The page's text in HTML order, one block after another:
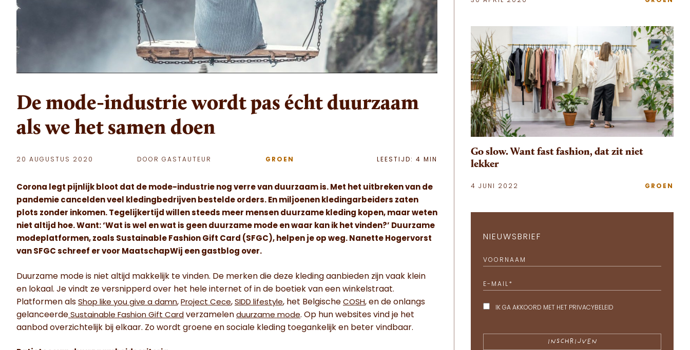
De mode-industrie wordt pas écht duurzaam
als we het samen doen
20 AUGUSTUS 2020 DOOR GASTAUTEUR GROEN LEESTIJD: 4 MIN
Corona legt pijnlijk bloot dat de mode-industrie nog verre van duurzaam is. Met het uitbreken van de
pandemie cancelden veel kledingbedrijven bestelde orders. En miljoenen kledingarbeiders zaten
plots zonder inkomen. Tegelijkertijd willen steeds meer mensen duurzame kleding kopen, maar weten
niet altijd hoe. Want: ‘Wat is wel en wat is geen duurzame mode en waar kan ik het vinden?’ Duurzame
modeplatformen, zoals Sustainable Fashion Gift Card (SFGC), helpen je op weg. Nanette Hogervorst
van SFGC schreef er voor MaatschapWij een gastblog over.
Duurzame mode is niet altijd makkelijk te vinden. De merken die deze kleding aanbieden zijn vaak klein
en lokaal. Je vindt ze versnipperd over het hele internet of in de boetiek van een winkelstraat.
Platformen als Shop like you give a damn, Project Cece, SIDD lifestyle, het Belgische COSH, en de onlangs
gelanceerde Sustainable Fashion Gift Card verzamelen duurzame mode. Op hun websites vind je het
aanbod overzichtelijk bij elkaar. Zo wordt groene en sociale kleding toegankelijk en beter vindbaar.
Go slow. Want fast fashion, dat zit niet
lekker
4 JUNI 2022 GROEN
NIEUWSBRIEF
VOORNAAM
E-MAIL *
IK GA AKKOORD MET HET PRIVACYBELEID